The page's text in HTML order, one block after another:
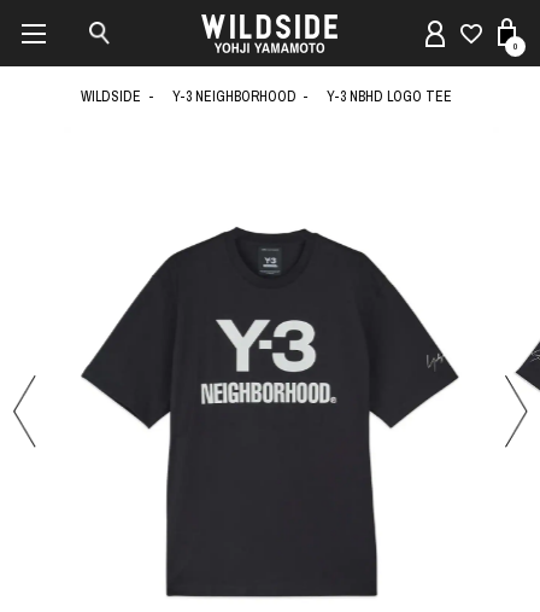
0
WILDSIDE Y-3 NEIGHBORHOOD Y-3 NBHD LOGO TEE